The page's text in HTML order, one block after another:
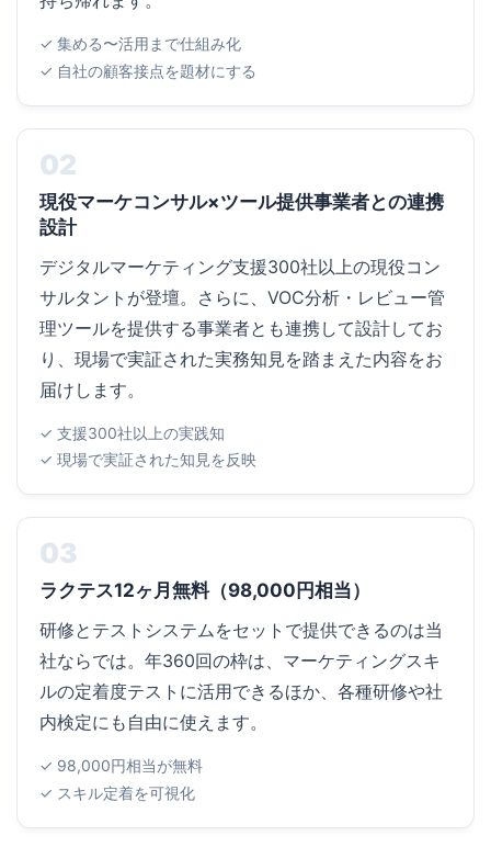
✓ 集める〜活用まで仕組み化
✓ 自社の顧客接点を題材にする
02
現役マーケコンサル×ツール提供事業者との連携
設計
デジタルマーケティング支援300社以上の現役コン
サルタントが登壇。さらに、VOC分析・レビュー管
理ツールを提供する事業者とも連携して設計してお
り、現場で実証された実務知見を踏まえた内容をお
届けします。
✓ 支援300社以上の実践知
✓ 現場で実証された知見を反映
03
ラクテス12ヶ月無料（98,000円相当）
研修とテストシステムをセットで提供できるのは当
社ならでは。年360回の枠は、マーケティングスキ
ルの定着度テストに活用できるほか、各種研修や社
内検定にも自由に使えます。
✓ 98,000円相当が無料
✓ スキル定着を可視化